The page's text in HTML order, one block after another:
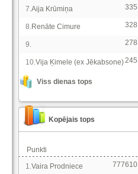
7.Aija Krūmiņa 335
8.Renāte Cimure 328
9. 278
10.Vija Ķimele (ex Jēkabsone)245
Viss dienas tops
Kopējais tops
Punkti
1.Vaira Prodniece 777610